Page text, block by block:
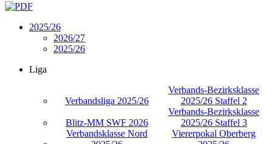
2025/26
2026/27
2025/26
Liga
Verbandsliga 2025/26
Verbands-Bezirksklasse
2025/26 Staffel 2
Blitz-MM SWF 2026
Verbands-Bezirksklasse
2025/26 Staffel 3
Verbandsklasse Nord
Viererpokal Oberberg